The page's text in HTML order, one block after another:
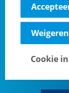
2514 AE
Weigeren
Cookie